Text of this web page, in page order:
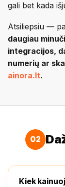
gali bet kada
Atsiliepsiu —
daugiau
integracijos,
numerių ar
ainora.lt.
02
Kiek